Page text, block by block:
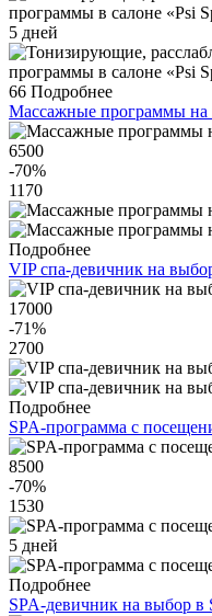
5 дней
66 Подробнее
Массажные программы на
6500
-70%
1170
Подробнее
VIP спа-девичник на
17000
-71%
2700
Подробнее
SPA-программа с
8500
-70%
1530
5 дней
Подробнее
SPA-девичник на выбор в